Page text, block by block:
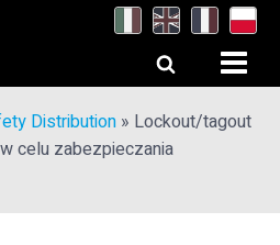
Distribution » Lockout/tagout
celu zabezpieczania